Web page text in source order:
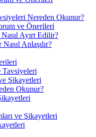
Nereden Okunur?
ve Önerileri
Ayırt Edilir?
Anlaşılır?
Şikayetleri
Okunur?
ve Şikayetleri